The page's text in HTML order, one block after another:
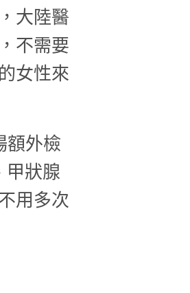
大陸醫
不需要
女性來
額外檢
甲狀腺
用多次